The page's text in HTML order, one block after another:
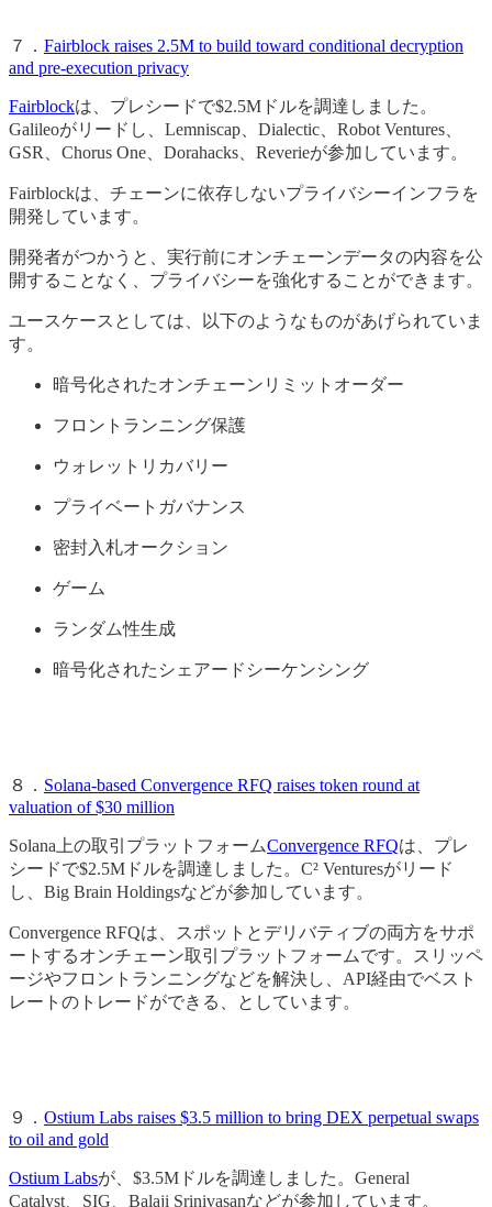
７． Fairblock raises 2.5M to build toward conditional decryption
and pre-execution privacy
Fairblockは、プレシードで$2.5Mドルを調達しました。
Galileoがリードし、Lemniscap、Dialectic、Robot Ventures、
GSR、Chorus One、Dorahacks、Reverieが参加しています。
Fairblockは、チェーンに依存しないプライバシーインフラを
開発しています。
開発者がつかうと、実行前にオンチェーンデータの内容を公
開することなく、プライバシーを強化することができます。
ユースケースとしては、以下のようなものがあげられていま
す。
暗号化されたオンチェーンリミットオーダー
フロントランニング保護
ウォレットリカバリー
プライベートガバナンス
密封入札オークション
ゲーム
ランダム性生成
暗号化されたシェアードシーケンシング
８． Solana-based Convergence RFQ raises token round at
valuation of $30 million
Solana上の取引プラットフォームConvergence RFQは、プレ
シードで$2.5Mドルを調達しました。C² Venturesがリード
し、Big Brain Holdingsなどが参加しています。
Convergence RFQは、スポットとデリバティブの両方をサポ
ートするオンチェーン取引プラットフォームです。スリッペ
ージやフロントランニングなどを解決し、API経由でベスト
レートのトレードができる、としています。
９． Ostium Labs raises $3.5 million to bring DEX perpetual swaps
to oil and gold
Ostium Labsが、$3.5Mドルを調達しました。General
Catalyst、SIG、Balaji Srinivasanなどが参加しています。